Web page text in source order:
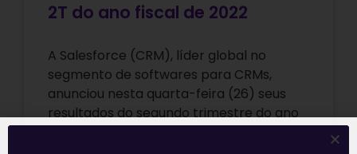
2T do ano fiscal de 2022
A Salesforce (CRM), líder global no
segmento de softwares para CRMs,
anunciou nesta quarta-feira (26) seus
resultados do segundo trimestre do ano